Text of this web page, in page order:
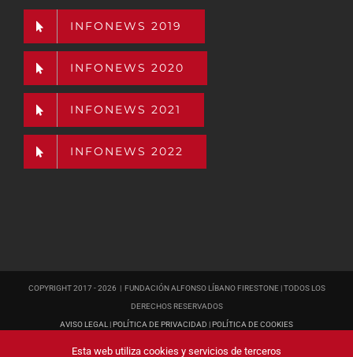
INFONEWS 2019
INFONEWS 2020
INFONEWS 2021
INFONEWS 2022
COPYRIGHT 2017 -2026 | FUNDACIÓN ALFONSO LÍBANO FIRESTONE | TODOS LOS
DERECHOS RESERVADOS
AVISO LEGAL |POLÍTICA DE PRIVACIDAD |POLÍTICA DE COOKIES
Esta web utiliza cookies y servicios de terceros